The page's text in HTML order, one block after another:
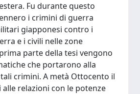
Fu durante questo
i crimini di guerra
giapponesi contro i
e i civili nelle zone
parte della tesi vengono
che portarono alla
crimini. A metà Ottocento il
alle relazioni con le potenze